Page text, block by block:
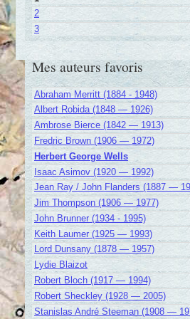
2
3
Mes auteurs favoris
Abraham Merritt (1884 - 1948)
Albert Robida (1848 — 1926)
Ambrose Bierce (1842 — 1913)
Fredric Brown (1906 — 1972)
Herbert George Wells
Isaac Asimov (1920 — 1992)
Jean Ray / John Flanders (1887 —
Jim Thompson (1906 — 1977)
John Brunner (1934 - 1995)
Keith Laumer (1925 — 1993)
Lord Dunsany (1878 — 1957)
Lydie Blaizot
Robert Bloch (1917 — 1994)
Robert Sheckley (1928 — 2005)
Stanislas André Steeman (1908 —